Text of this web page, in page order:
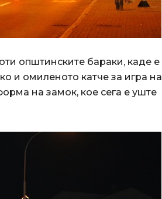
општинските бараки, каде е
и омиленото катче за игра на
на замок, кое сега е уште